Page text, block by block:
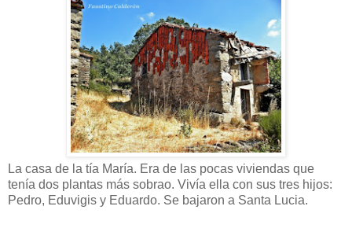
La casa de la tía María. Era de las pocas viviendas que
tenía dos plantas más sobrao. Vivía ella con sus tres hijos:
Pedro, Eduvigis y Eduardo. Se bajaron a Santa Lucia.